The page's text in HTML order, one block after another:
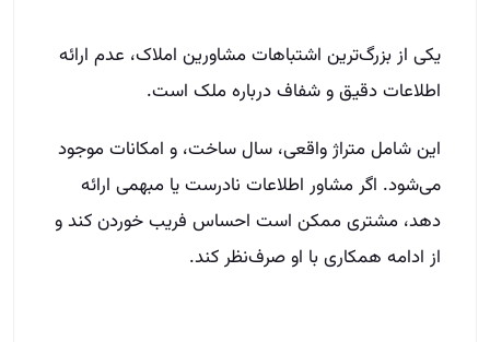
یکی از بزرگ‌ترین اشتباهات مشاورین املاک، عدم ارائه
اطلاعات دقیق و شفاف درباره ملک است.
این شامل متراژ واقعی، سال ساخت، و امکانات موجود
می‌شود. اگر مشاور اطلاعات نادرست یا مبهمی ارائه
دهد، مشتری ممکن است احساس فریب خوردن کند و
از ادامه همکاری با او صرف‌نظر کند.